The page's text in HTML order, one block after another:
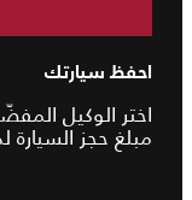
احفظ سيارتك
اختر الوكيل
مبلغ حجز